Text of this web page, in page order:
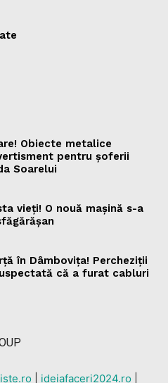
Obiecte metalice
pentru șoferii
Soarelui
vieți! O nouă mașină s-a
în Dâmbovița! Percheziții
că a furat cabluri
ideiafaceri2024.ro